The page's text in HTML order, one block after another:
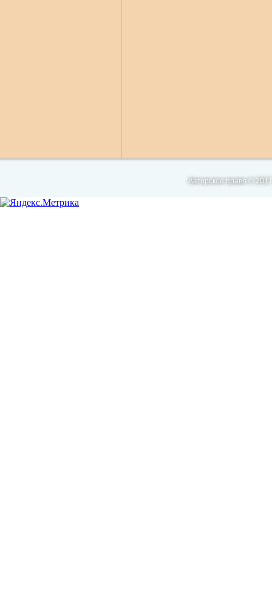
Авторское право ©